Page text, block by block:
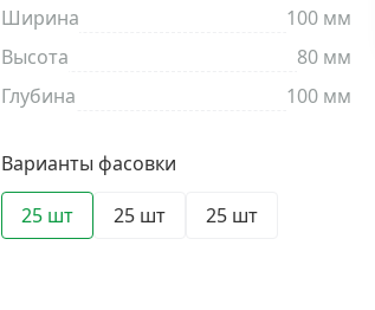
Ширина
100 мм
Высота
80 мм
Глубина
100 мм
Варианты фасовки
25 шт
25 шт 25 шт